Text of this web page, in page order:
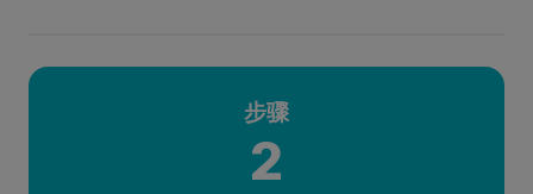
步骤
2